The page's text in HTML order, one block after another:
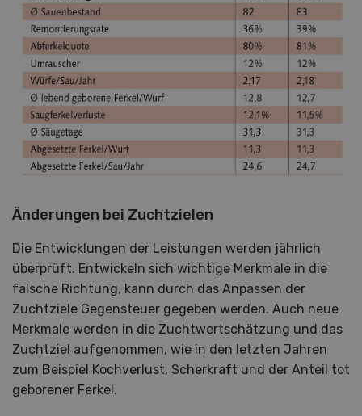
Änderungen bei Zuchtzielen
Die Entwicklungen der Leistungen werden jährlich
überprüft. Entwickeln sich wichtige Merkmale in die
falsche Richtung, kann durch das Anpassen der
Zuchtziele Gegensteuer gegeben werden. Auch neue
Merkmale werden in die Zuchtwertschätzung und das
Zuchtziel aufgenommen, wie in den letzten Jahren
zum Beispiel Kochverlust, Scherkraft und der Anteil tot
geborener Ferkel.